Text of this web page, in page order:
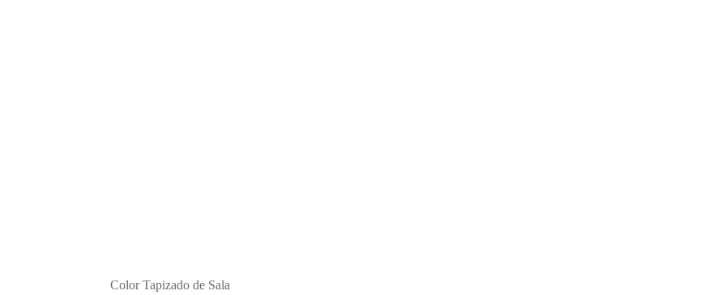
Color Tapizado de Sala